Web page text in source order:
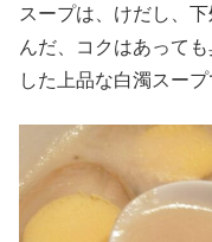
スープは、けだし、
んだ、コクはあって
した上品な白濁スープ